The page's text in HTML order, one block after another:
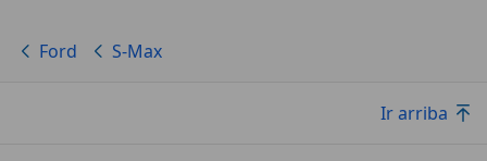
Ford S-Max
Ir arriba